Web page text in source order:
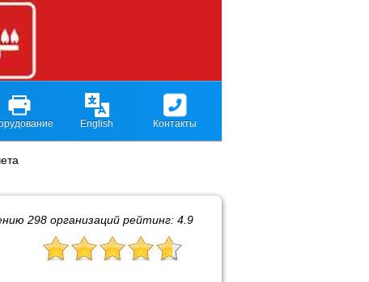
English Контакты
298 организаций рейтинг: 4.9